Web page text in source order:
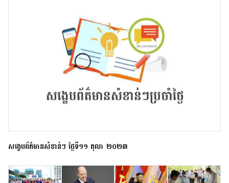
សង្ខេបព័ត៌មានសំខាន់ៗ ថ្ងៃទី១១ តុលា ២០២៣